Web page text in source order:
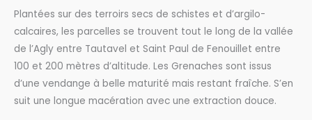
Plantées sur des terroirs secs de schistes et d’argilo-
calcaires, les parcelles se trouvent tout le long de la vallée
de l’Agly entre Tautavel et Saint Paul de Fenouillet entre
100 et 200 mètres d’altitude. Les Grenaches sont issus
d’une vendange à belle maturité mais restant fraîche. S’en
suit une longue macération avec une extraction douce.